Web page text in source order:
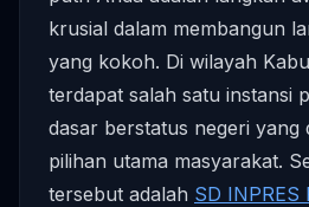
krusial dalam membangun
yang kokoh. Di wilayah
terdapat salah satu instansi
dasar berstatus negeri yang
pilihan utama masyarakat.
tersebut adalah SD INPRES